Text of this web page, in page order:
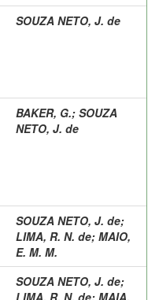
SOUZA NETO, J. de
BAKER, G.; SOUZA
NETO, J. de
SOUZA NETO, J. de;
LIMA, R. N. de; MAIO,
E. M. M.
SOUZA NETO, J. de;
LIMA, R. N. de; MAIA,